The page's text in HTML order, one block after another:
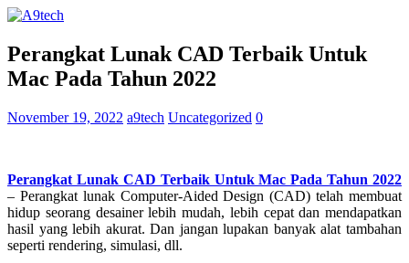
Perangkat Lunak CAD Terbaik Untuk
Mac Pada Tahun 2022
November 19, 2022 a9tech Uncategorized 0
Perangkat Lunak CAD Terbaik Untuk Mac Pada Tahun 2022
– Perangkat lunak Computer-Aided Design (CAD) telah membuat
hidup seorang desainer lebih mudah, lebih cepat dan mendapatkan
hasil yang lebih akurat. Dan jangan lupakan banyak alat tambahan
seperti rendering, simulasi, dll.